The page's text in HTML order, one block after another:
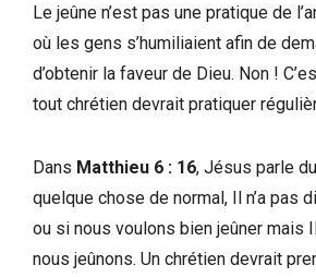
Le jeûne n’est pas une pratique de
où les gens s’humiliaient afin de
d’obtenir la faveur de Dieu. Non !
tout chrétien devrait pratiquer
Dans Matthieu 6 : 16, Jésus parle
quelque chose de normal, Il n’a pas
ou si nous voulons bien jeûner mais
nous jeûnons. Un chrétien devrait